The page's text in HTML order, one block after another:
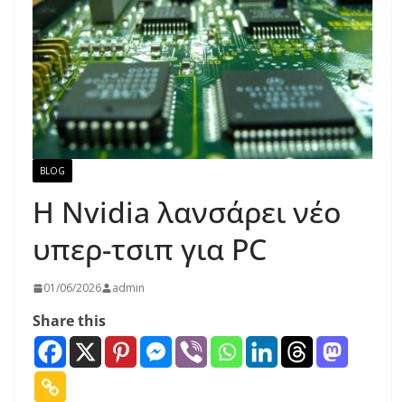
BLOG
Η Nvidia λανσάρει νέο
υπερ-τσιπ για PC
01/06/2026 admin
Share this